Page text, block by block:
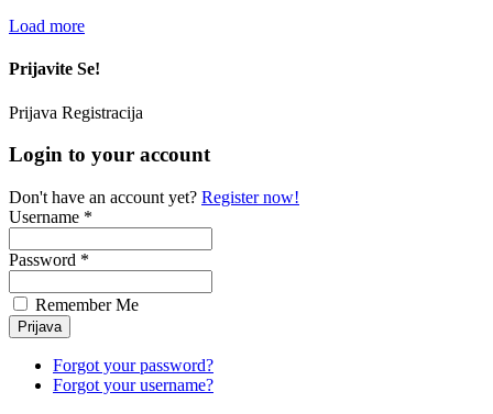
Load more
Prijavite Se!
Prijava Registracija
Login to your account
Don't have an account yet? Register now!
Username *
Password *
Remember Me
Forgot your password?
Forgot your username?